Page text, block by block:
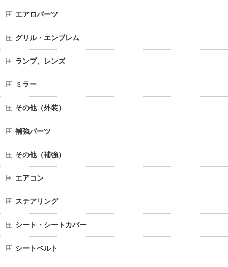
エアロパーツ
グリル・エンブレム
ランプ、レンズ
ミラー
その他（外装）
補強パーツ
その他（補強）
エアコン
ステアリング
シート・シートカバー
シートベルト